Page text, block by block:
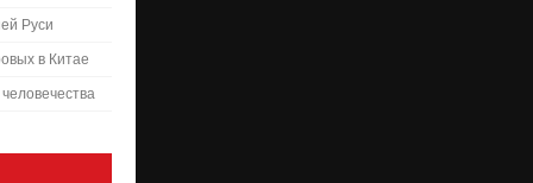
Руси
в Китае